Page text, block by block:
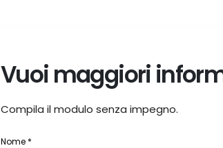
Vuoi maggiori
Compila il modulo senza impegno.
Nome *